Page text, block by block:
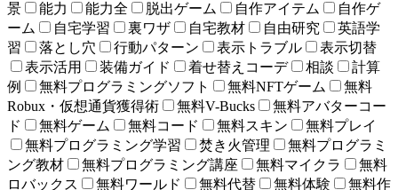
景
能力 能力全 脱出ゲーム 自作アイテム
自作ゲ
ーム
自宅学習 裏ワザ 自宅教材 自由研究
英語学
習
落とし穴 行動パターン 表示トラブル
表示切替
表示活用
装備ガイド 着せ替えコーデ 相談
計算
例
無料プログラミングソフト 無料NFTゲーム
無料
Robux・仮想通貨獲得術
無料V-Bucks
無料アバターコー
ド
無料ゲーム 無料コード 無料スキン
無料プレイ
無料プログラミング学習
焚き火管理
無料プログラミ
ング教材
無料プログラミング講座 無料マイクラ
無料
ロバックス
無料ワールド 無料代替 無料体験
無料作